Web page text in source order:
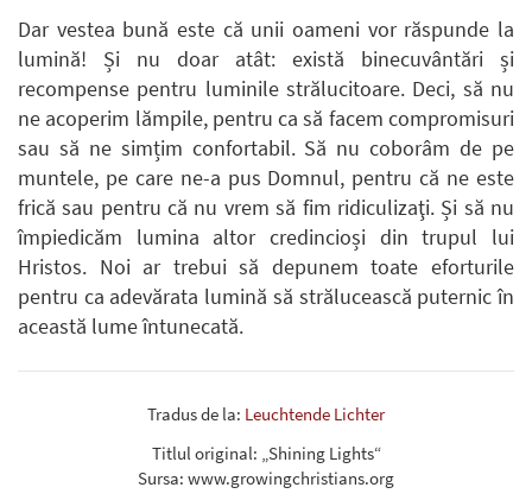
Dar vestea bună este că unii oameni vor răspunde la
lumină! Și nu doar atât: există binecuvântări și
recompense pentru luminile strălucitoare. Deci, să nu
ne acoperim lămpile, pentru ca să facem compromisuri
sau să ne simțim confortabil. Să nu coborâm de pe
muntele, pe care ne-a pus Domnul, pentru că ne este
frică sau pentru că nu vrem să fim ridiculizaţi. Și să nu
împiedicăm lumina altor credincioși din trupul lui
Hristos. Noi ar trebui să depunem toate eforturile
pentru ca adevărata lumină să strălucească puternic în
această lume întunecată.
Tradus de la: Leuchtende Lichter
Titlul original: „Shining Lights“
Sursa: www.growingchristians.org